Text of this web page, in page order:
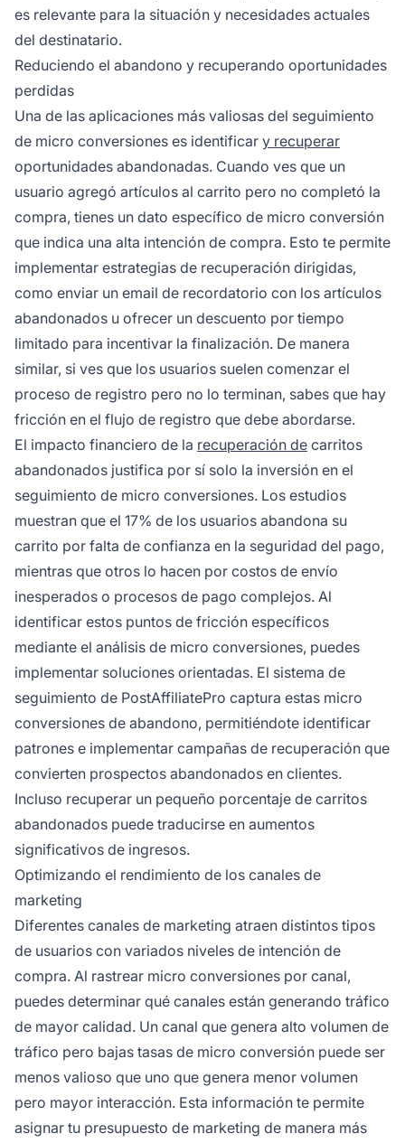
es relevante para la situación y necesidades actuales
del destinatario.
Reduciendo el abandono y recuperando oportunidades
perdidas
Una de las aplicaciones más valiosas del seguimiento
de micro conversiones es identificar y recuperar
oportunidades abandonadas. Cuando ves que un
usuario agregó artículos al carrito pero no completó la
compra, tienes un dato específico de micro conversión
que indica una alta intención de compra. Esto te permite
implementar estrategias de recuperación dirigidas,
como enviar un email de recordatorio con los artículos
abandonados u ofrecer un descuento por tiempo
limitado para incentivar la finalización. De manera
similar, si ves que los usuarios suelen comenzar el
proceso de registro pero no lo terminan, sabes que hay
fricción en el flujo de registro que debe abordarse.
El impacto financiero de la recuperación de carritos
abandonados justifica por sí solo la inversión en el
seguimiento de micro conversiones. Los estudios
muestran que el 17% de los usuarios abandona su
carrito por falta de confianza en la seguridad del pago,
mientras que otros lo hacen por costos de envío
inesperados o procesos de pago complejos. Al
identificar estos puntos de fricción específicos
mediante el análisis de micro conversiones, puedes
implementar soluciones orientadas. El sistema de
seguimiento de PostAffiliatePro captura estas micro
conversiones de abandono, permitiéndote identificar
patrones e implementar campañas de recuperación que
convierten prospectos abandonados en clientes.
Incluso recuperar un pequeño porcentaje de carritos
abandonados puede traducirse en aumentos
significativos de ingresos.
Optimizando el rendimiento de los canales de
marketing
Diferentes canales de marketing atraen distintos tipos
de usuarios con variados niveles de intención de
compra. Al rastrear micro conversiones por canal,
puedes determinar qué canales están generando tráfico
de mayor calidad. Un canal que genera alto volumen de
tráfico pero bajas tasas de micro conversión puede ser
menos valioso que uno que genera menor volumen
pero mayor interacción. Esta información te permite
asignar tu presupuesto de marketing de manera más